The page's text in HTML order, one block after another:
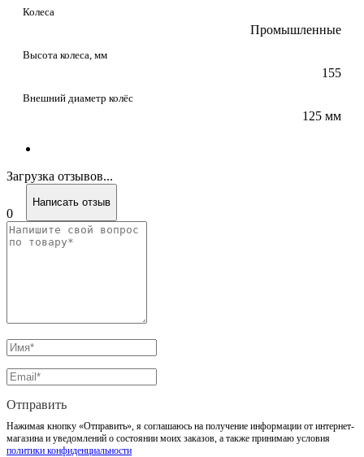
Колеса
Промышленные
Высота колеса, мм
155
Внешний диаметр колёс
125 мм
Загрузка отзывов...
0
Написать отзыв
Отправить
Нажимая кнопку «Отправить», я соглашаюсь на получение информации от интернет-
магазина и уведомлений о состоянии моих заказов, а также принимаю условия
политики конфиденциальности